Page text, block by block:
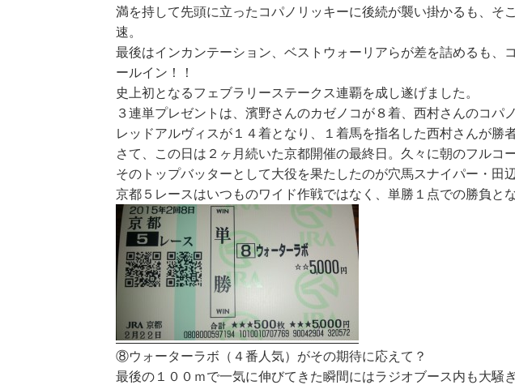
満を持して先頭に立ったコパノリッキーに後続が襲い掛かるも、そ
速。
最後はインカンテーション、ベストウォーリアらが差を詰めるも、
ールイン！！
史上初となるフェブラリーステークス連覇を成し遂げました。
３連単プレゼントは、濱野さんのカゼノコが８着、西村さんのコパ
レッドアルヴィスが１４着となり、１着馬を指名した西村さんが勝者
さて、この日は２ヶ月続いた京都開催の最終日。久々に朝のフルコ
そのトップバッターとして大役を果たしたのが穴馬スナイパー・田
京都５レースはいつものワイド作戦ではなく、単勝１点での勝負とな
⑧ウォーターラボ（４番人気）がその期待に応えて？
最後の１００ｍで一気に伸びてきた瞬間にはラジオブース内も大騒ぎ